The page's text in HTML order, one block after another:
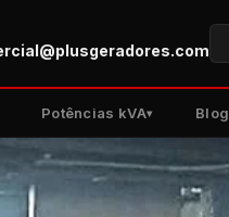
Potências kVA Blog